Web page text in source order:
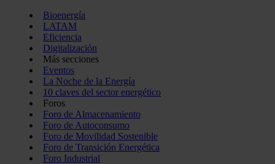
Bioenergía
LATAM
Eficiencia
Digitalización
Más secciones
Eventos
La Noche de la Energía
10 claves del sector energético
Foros
Foro de Almacenamiento
Foro de Autoconsumo
Foro de Movilidad Sostenible
Foro de Transición Energética
Foro Industrial